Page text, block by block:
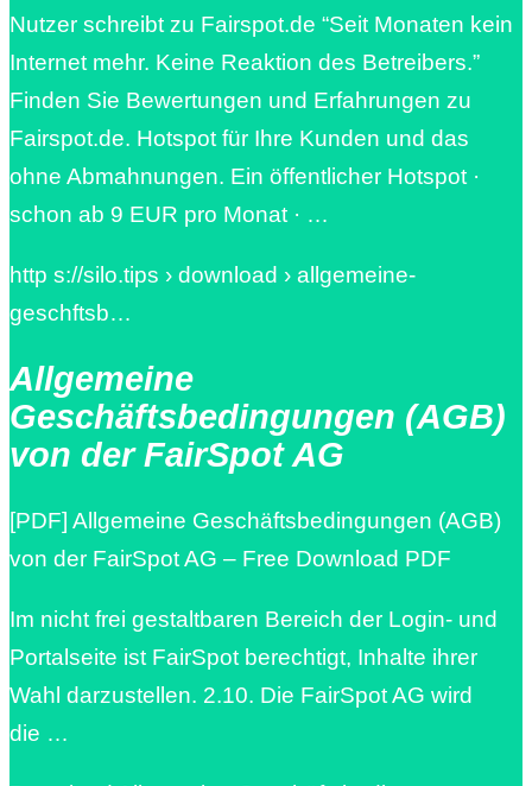
Nutzer schreibt zu Fairspot.de “Seit Monaten kein
Internet mehr. Keine Reaktion des Betreibers.”
Finden Sie Bewertungen und Erfahrungen zu
Fairspot.de. Hotspot für Ihre Kunden und das
ohne Abmahnungen. Ein öffentlicher Hotspot ·
schon ab 9 EUR pro Monat · …
http s://silo.tips › download › allgemeine-
geschftsb…
Allgemeine
Geschäftsbedingungen (AGB)
von der FairSpot AG
[PDF] Allgemeine Geschäftsbedingungen (AGB)
von der FairSpot AG – Free Download PDF
Im nicht frei gestaltbaren Bereich der Login- und
Portalseite ist FairSpot berechtigt, Inhalte ihrer
Wahl darzustellen. 2.10. Die FairSpot AG wird
die …